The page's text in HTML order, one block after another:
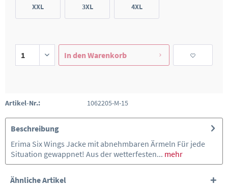
XXL 3XL 4XL
In den Warenkorb
Artikel-Nr.: 1062205-M-15
Beschreibung
Erima Six Wings Jacke mit abnehmbaren Ärmeln Für jede
Situation gewappnet! Aus der wetterfesten... mehr
Ähnliche Artikel